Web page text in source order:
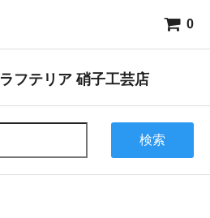
0
フテリア 硝子工芸店
検索